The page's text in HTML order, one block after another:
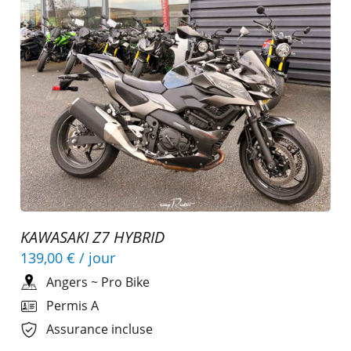
KAWASAKI Z7 HYBRID
139,00 € / jour
Angers ~ Pro Bike
Permis A
Assurance incluse